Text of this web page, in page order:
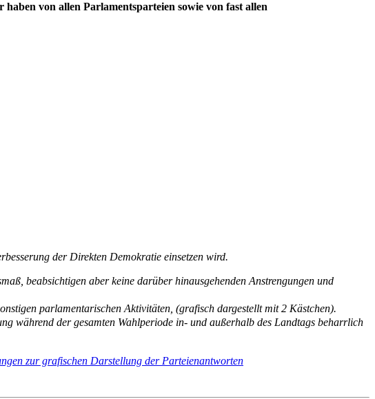
haben von allen Parlamentsparteien sowie von fast allen
der Direkten Demokratie einsetzen wird.
beabsichtigen aber keine darüber hinausgehenden Anstrengungen und
parlamentarischen Aktivitäten, (grafisch dargestellt mit 2 Kästchen).
während der gesamten Wahlperiode in- und außerhalb des Landtags beharrlich
zur grafischen Darstellung der Parteienantworten